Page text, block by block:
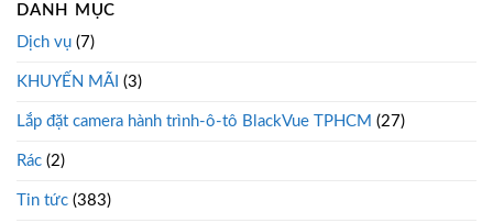
DANH MỤC
Dịch vụ (7)
KHUYẾN MÃI (3)
Lắp đặt camera hành trình-ô-tô BlackVue TPHCM (27)
Rác (2)
Tin tức (383)